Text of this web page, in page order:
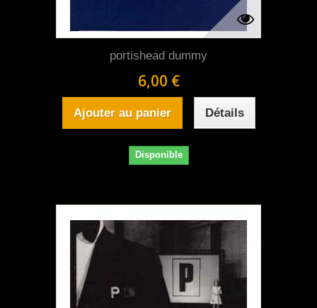
portishead dummy
6,00 €
Ajouter au panier Détails
Disponible